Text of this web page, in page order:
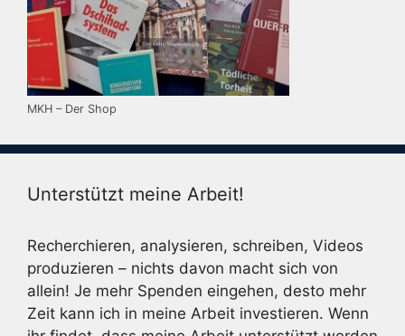
MKH – Der Shop
Unterstützt meine Arbeit!
Recherchieren, analysieren, schreiben, Videos
produzieren – nichts davon macht sich von
allein! Je mehr Spenden eingehen, desto mehr
Zeit kann ich in meine Arbeit investieren. Wenn